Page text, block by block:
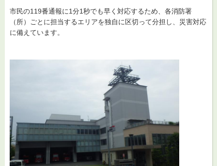
市民の119番通報に1分1秒でも早く対応するため、各消防署
（所）ごとに担当するエリアを独自に区切って分担し、災害対応
に備えています。